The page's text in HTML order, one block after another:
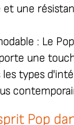
et une
: Le
une
types
Pop